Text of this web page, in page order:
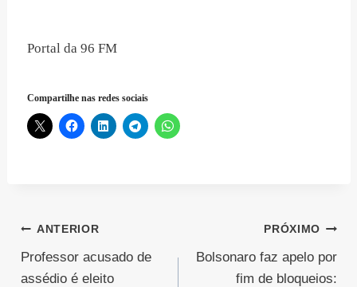
Portal da 96 FM
Compartilhe nas redes sociais
Navegação
de
ANTERIOR
Professor acusado de
assédio é eleito
PRÓXIMO
Bolsonaro faz apelo por
fim de bloqueios: